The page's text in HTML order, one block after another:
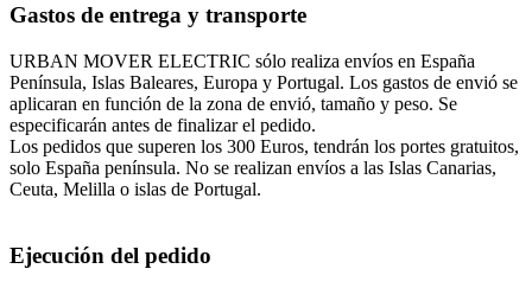
Gastos de entrega y transporte
URBAN MOVER ELECTRIC sólo realiza envíos en España
Península, Islas Baleares, Europa y Portugal. Los gastos de envió se
aplicaran en función de la zona de envió, tamaño y peso. Se
especificarán antes de finalizar el pedido.
Los pedidos que superen los 300 Euros, tendrán los portes gratuitos,
solo España península. No se realizan envíos a las Islas Canarias,
Ceuta, Melilla o islas de Portugal.
Ejecución del pedido